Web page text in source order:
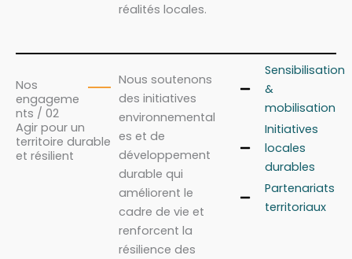
réalités locales.
Nos
engageme
nts / 02
Agir pour un
territoire durable
et résilient
Nous soutenons
des initiatives
environnemental
es et de
développement
durable qui
améliorent le
cadre de vie et
renforcent la
résilience des
Sensibilisation
&
mobilisation
Initiatives
locales
durables
Partenariats
territoriaux